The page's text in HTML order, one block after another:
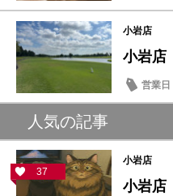
小岩店
小岩店
営業日
人気の記事
37
小岩店
小岩